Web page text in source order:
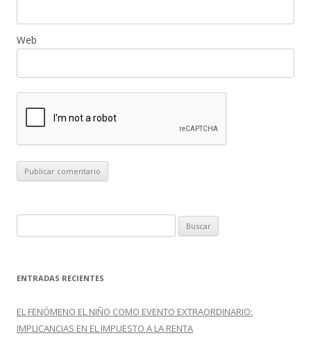
Web
u
c
r
:
ENTRADAS RECIENTES
EL FENÓMENO EL NIÑO COMO EVENTO EXTRAORDINARIO:
IMPLICANCIAS EN EL IMPUESTO A LA RENTA